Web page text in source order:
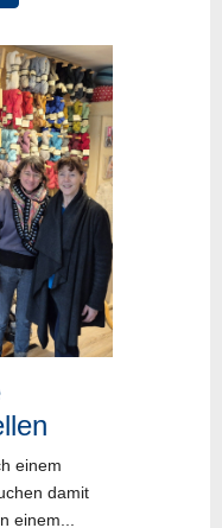
einem
damit
einem...